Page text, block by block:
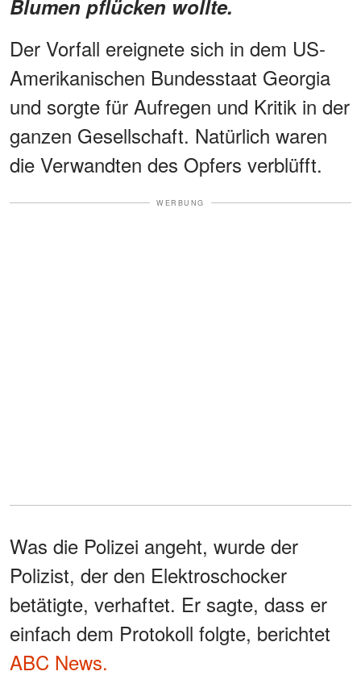
Blumen pflücken wollte.
Der Vorfall ereignete sich in dem US-
Amerikanischen Bundesstaat Georgia
und sorgte für Aufregen und Kritik in der
ganzen Gesellschaft. Natürlich waren
die Verwandten des Opfers verblüfft.
WERBUNG
Was die Polizei angeht, wurde der
Polizist, der den Elektroschocker
betätigte, verhaftet. Er sagte, dass er
einfach dem Protokoll folgte, berichtet
ABC News.